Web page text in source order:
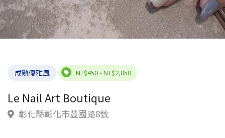
成熟優雅風 NT$450 - NT$2,850
Le Nail Art Boutique
彰化縣彰化市豐國路8號